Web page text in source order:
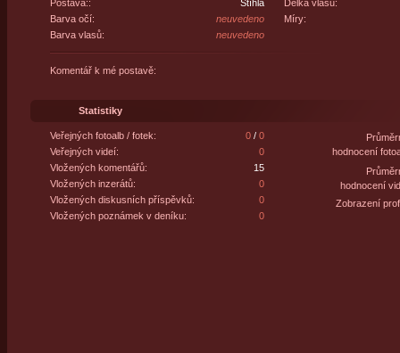
Postava::
Štíhlá
Barva očí:
neuvedeno
Barva vlasů:
neuvedeno
Délka vlasů:
Míry:
Komentář k mé postavě:
Statistiky
Veřejných fotoalb / fotek: 0/ 0
Veřejných videí:
0
Vložených komentářů:
15
Vložených inzerátů:
0
Vložených diskusních příspěvků:
0
Vložených poznámek v deníku:
0
hodnocení
hodnocení
Zobrazení